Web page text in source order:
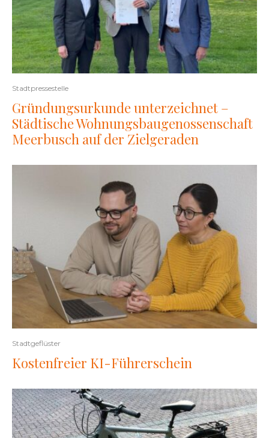
Stadtpressestelle
Gründungsurkunde unterzeichnet –
Städtische Wohnungsbaugenossenschaft
Meerbusch auf der Zielgeraden
Stadtgeflüster
Kostenfreier KI-Führerschein